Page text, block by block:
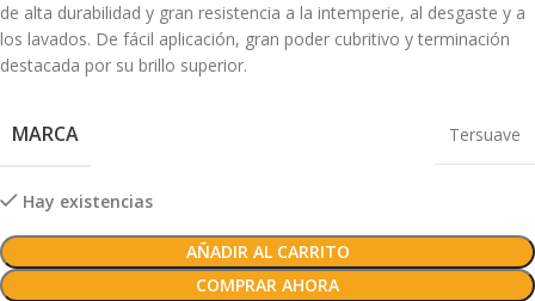
de alta durabilidad y gran resistencia a la intemperie, al desgaste y a
los lavados. De fácil aplicación, gran poder cubritivo y terminación
destacada por su brillo superior.
MARCA Tersuave
Hay existencias
AÑADIR AL CARRITO
COMPRAR AHORA